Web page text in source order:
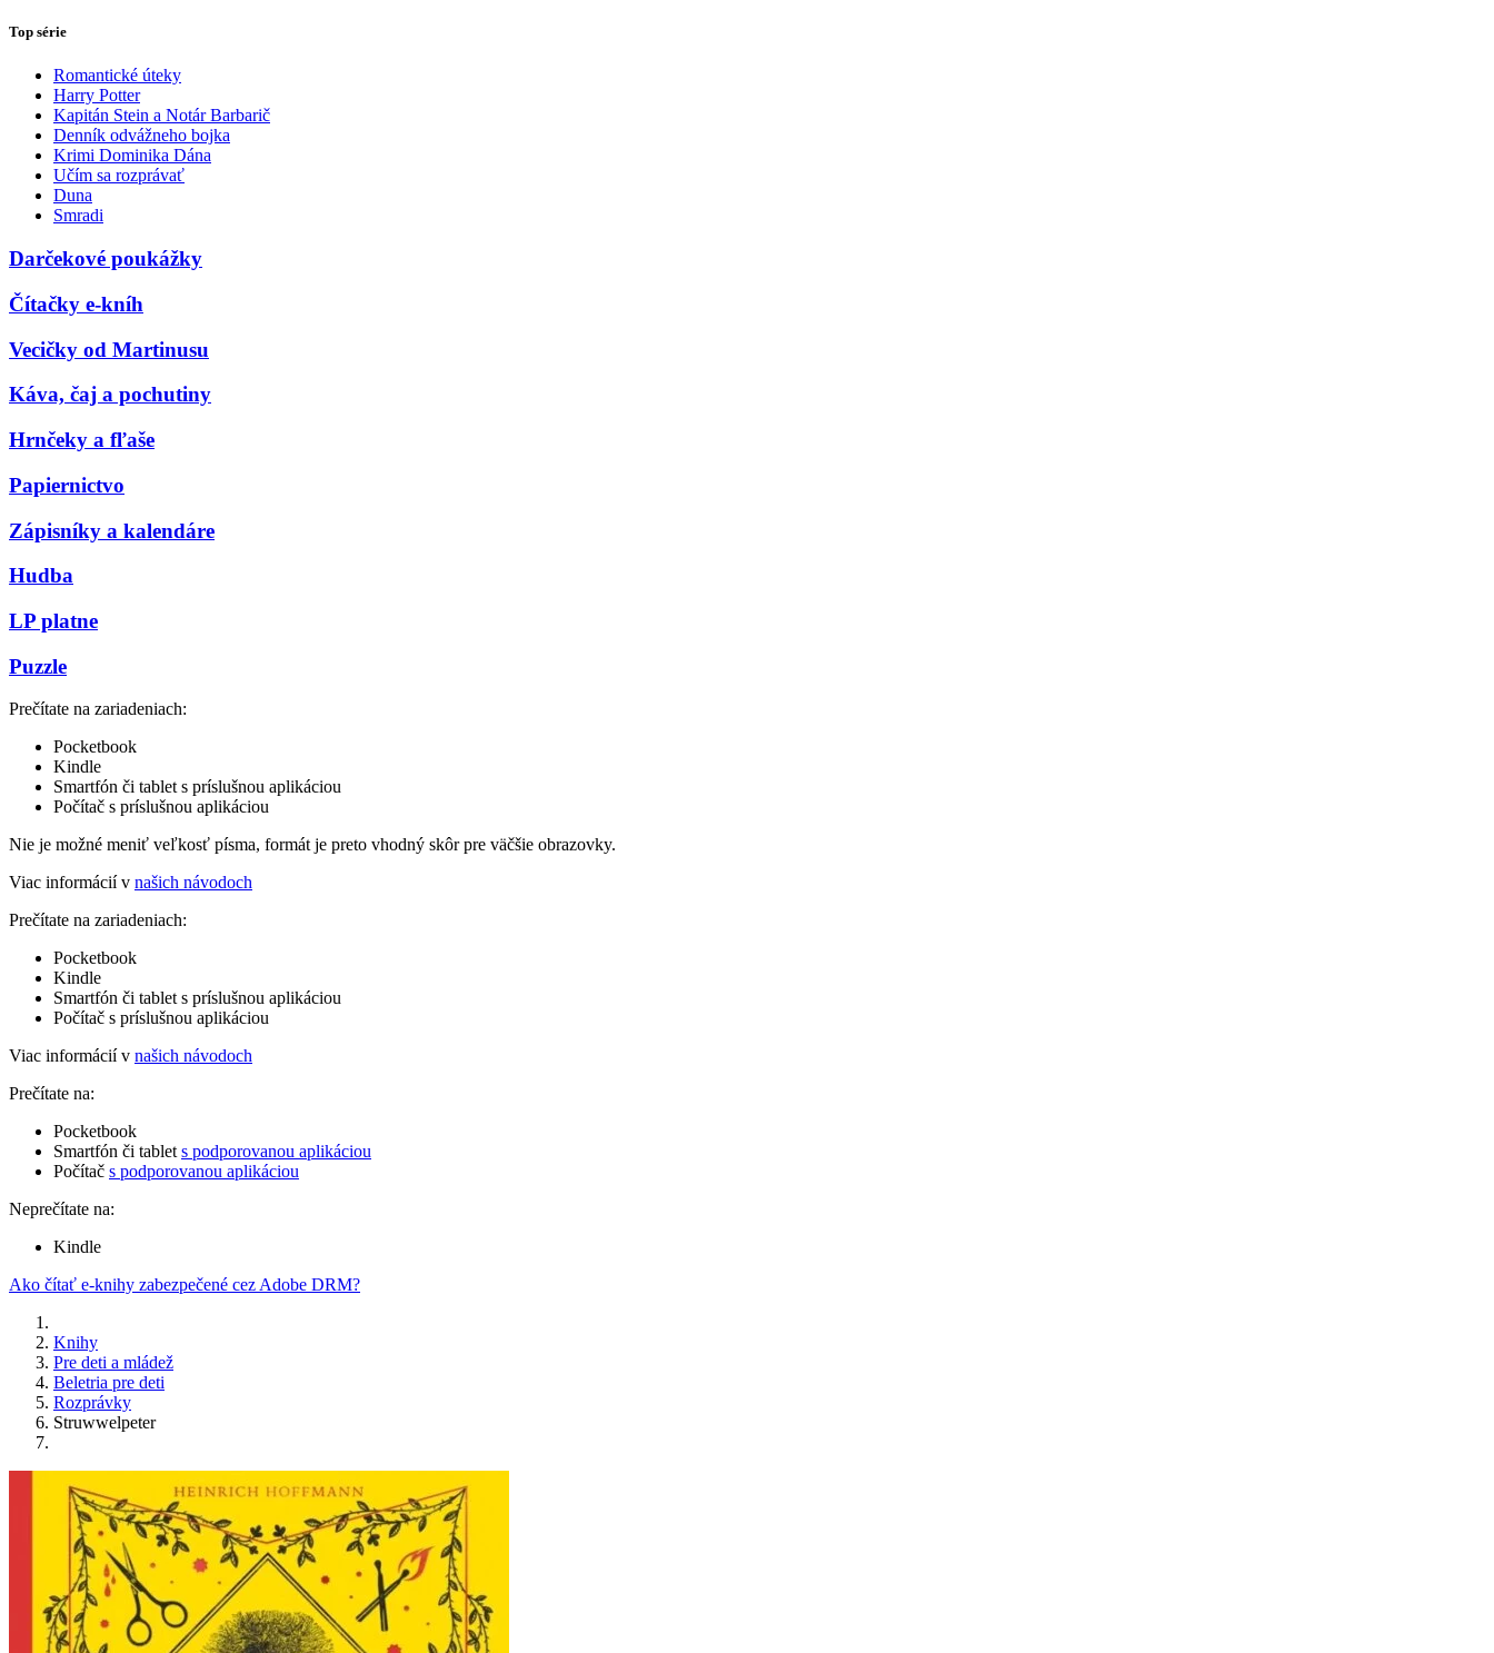
Top série
Romantické úteky
Harry Potter
Kapitán Stein a Notár Barbarič
Denník odvážneho bojka
Krimi Dominika Dána
Učím sa rozprávať
Duna
Smradi
Darčekové poukážky
Čítačky e-kníh
Vecičky od Martinusu
Káva, čaj a pochutiny
Hrnčeky a fľaše
Papiernictvo
Zápisníky a kalendáre
Hudba
LP platne
Puzzle
Prečítate na zariadeniach:
Pocketbook
Kindle
Smartfón či tablet s príslušnou aplikáciou
Počítač s príslušnou aplikáciou
Nie je možné meniť veľkosť písma, formát je preto vhodný skôr pre väčšie obrazovky.
Viac informácií v našich návodoch
Prečítate na zariadeniach:
Pocketbook
Kindle
Smartfón či tablet s príslušnou aplikáciou
Počítač s príslušnou aplikáciou
Viac informácií v našich návodoch
Prečítate na:
Pocketbook
Smartfón či tablet s podporovanou aplikáciou
Počítač s podporovanou aplikáciou
Neprečítate na:
Kindle
Ako čítať e-knihy zabezpečené cez Adobe DRM?
Knihy
Pre deti a mládež
Beletria pre deti
Rozprávky
Struwwelpeter